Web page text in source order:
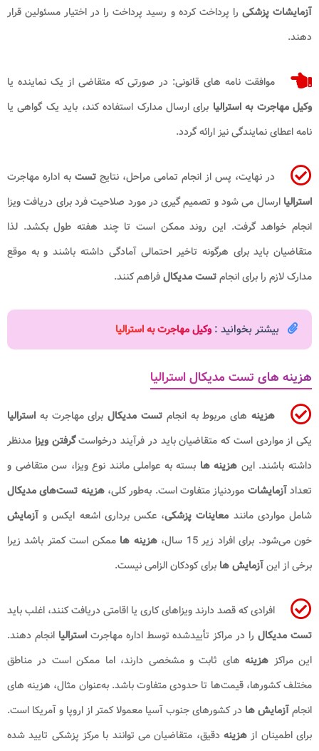
آزمایشات پزشکی را پرداخت کرده و رسید پرداخت را در اختیار مسئولین قرار
دهند.
موافقت نامه های قانونی: در صورتی که متقاضی از یک نماینده یا
وکیل مهاجرت به استرالیا برای ارسال مدارک استفاده کند، باید یک گواهی یا
نامه اعطای نمایندگی نیز ارائه گردد.
در نهایت، پس از انجام تمامی مراحل، نتایج تست به اداره مهاجرت
استرالیا ارسال می شود و تصمیم گیری در مورد صلاحیت فرد برای دریافت ویزا
انجام خواهد گرفت. این روند ممکن است تا چند هفته طول بکشد. لذا
متقاضیان باید برای هرگونه تاخیر احتمالی آمادگی داشته باشند و به موقع
مدارک لازم را برای انجامتست مدیکالفراهم کنند.
بیشتر بخوانید : وکیل مهاجرت به استرالیا
هزینه های تست مدیکال استرالیا
هزینه‌های مربوط به انجام تست مدیکالبرای مهاجرت به استرالیا
یکی از مواردی است که متقاضیان باید در فرآیند درخواستگرفتن ویزا مدنظر
داشته باشند. این هزینه‌ ها بسته به عواملی مانند نوع ویزا، سن متقاضی و
تعدادآزمایشات موردنیاز متفاوت است. به‌طور کلی،هزینه تست‌های مدیکال
شامل مواردی مانند معاینات پزشکی، عکس برداری اشعه ایکس و آزمایش
خون می‌شود. برای افراد زیر 15 سال،
هزینه‌ ها ممکن است کمتر باشد زیرا
برخی از اینآزمایش‌ ها برای کودکان الزامی نیست.
افرادی که قصد دارند ویزاهای کاری یا اقامتی دریافت کنند، اغلب باید
تست مدیکالرا در مراکز تأییدشده توسط اداره مهاجرتاسترالیاانجام دهند.
این مراکز هزینه‌های ثابت و مشخصی دارند، اما ممکن است در مناطق
مختلف کشورها، قیمت‌ها تا حدودی متفاوت باشد. به‌عنوان مثال، هزینه‌ های
انجامآزمایش‌ ها در کشورهای جنوب آسیا معمولا کمتر از اروپا و آمریکا است.
برای اطمینان از هزینه دقیق، متقاضیان می‌ توانند با مرکز پزشکی تایید شده